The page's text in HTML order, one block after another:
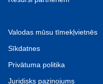
Valodas mūsu tīmekļvietnēs
Sīkdatnes
Privātuma politika
Juridisks paziņojums